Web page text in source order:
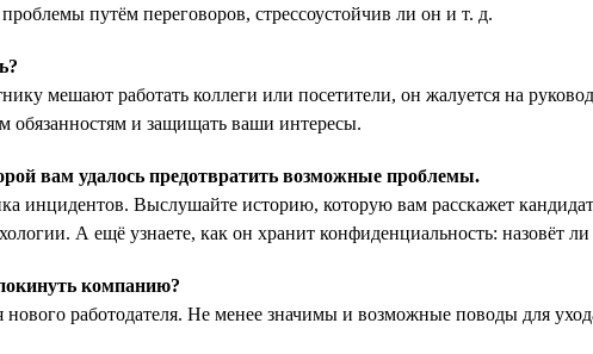
путём переговоров, стрессоустойчив ли он и т. д.
мешают работать коллеги или посетители, он жалуется на
обязанностям и защищать ваши интересы.
вам удалось предотвратить возможные проблемы.
инцидентов. Выслушайте историю, которую вам расскажет
А ещё узнаете, как он хранит конфиденциальность: назовёт
компанию?
работодателя. Не менее значимы и возможные поводы для